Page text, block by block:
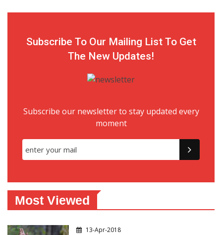
Subscribe To Our Mailing List To Get
The New Updates!
Subscribe our newsletter to stay updated every
moment
Most Viewed
13-Apr-2018